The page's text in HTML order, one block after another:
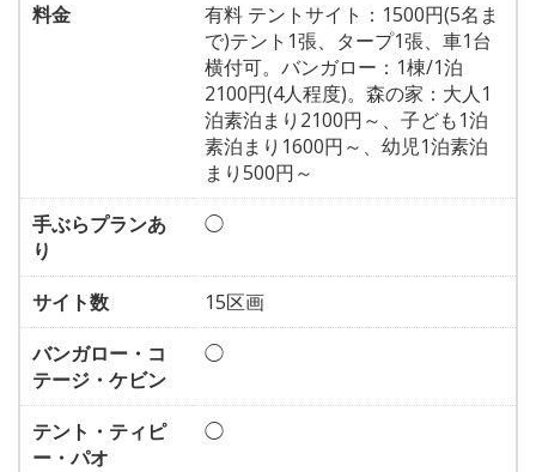
料金
有料 テントサイト：1500円(5名ま
で)テント1張、タープ1張、車1台
横付可。バンガロー：1棟/1泊
2100円(4人程度)。森の家：大人1
泊素泊まり2100円～、子ども1泊
素泊まり1600円～、幼児1泊素泊
まり500円～
手ぶらプランあ
り
◯
サイト数
15区画
バンガロー・コ
テージ・ケビン
◯
テント・ティピ
ー・パオ
◯